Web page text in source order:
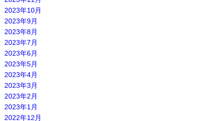
2023年10月
2023年9月
2023年8月
2023年7月
2023年6月
2023年5月
2023年4月
2023年3月
2023年2月
2023年1月
2022年12月